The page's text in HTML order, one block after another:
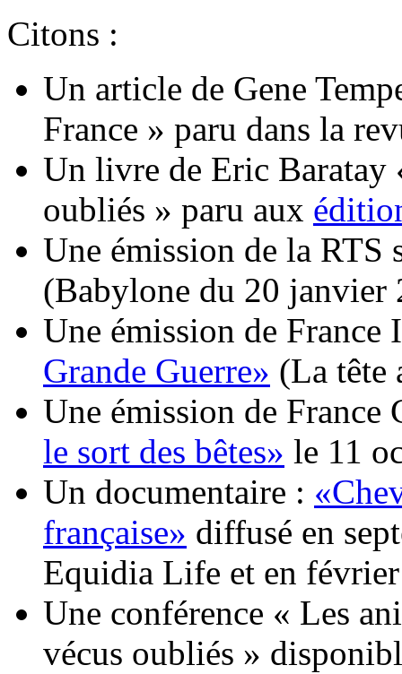
Citons :
Un article de Gene
France » paru dans la
Un livre de Eric Baratay
oubliés » paru aux
Une émission de la RTS
(Babylone du 20 janvier
Une émission de France
Grande Guerre» (La tête
Une émission de
le sort des bêtes» le 11
Un documentaire :
française» diffusé en
Equidia Life et en
Une conférence « Les
vécus oubliés »